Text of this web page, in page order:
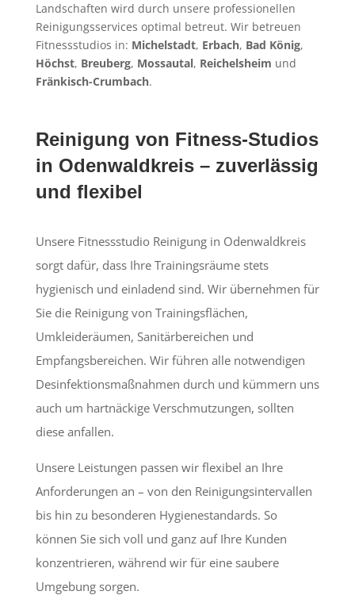
Landschaften wird durch unsere professionellen
Reinigungsservices optimal betreut. Wir betreuen
Fitnessstudios in: Michelstadt, Erbach, Bad König,
Höchst, Breuberg, Mossautal, Reichelsheim und
Fränkisch-Crumbach.
Reinigung von Fitness-Studios
in Odenwaldkreis – zuverlässig
und flexibel
Unsere Fitnessstudio Reinigung in Odenwaldkreis
sorgt dafür, dass Ihre Trainingsräume stets
hygienisch und einladend sind. Wir übernehmen für
Sie die Reinigung von Trainingsflächen,
Umkleideräumen, Sanitärbereichen und
Empfangsbereichen. Wir führen alle notwendigen
Desinfektionsmaßnahmen durch und kümmern uns
auch um hartnäckige Verschmutzungen, sollten
diese anfallen.
Unsere Leistungen passen wir flexibel an Ihre
Anforderungen an – von den Reinigungsintervallen
bis hin zu besonderen Hygienestandards. So
können Sie sich voll und ganz auf Ihre Kunden
konzentrieren, während wir für eine saubere
Umgebung sorgen.